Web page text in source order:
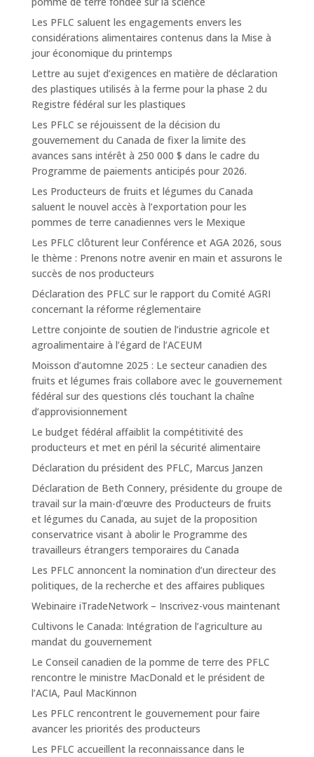
Les PFLC saluent les engagements envers les
considérations alimentaires contenus dans la Mise à
jour économique du printemps
Lettre au sujet d’exigences en matière de déclaration
des plastiques utilisés à la ferme pour la phase 2 du
Registre fédéral sur les plastiques
Les PFLC se réjouissent de la décision du
gouvernement du Canada de fixer la limite des
avances sans intérêt à 250 000 $ dans le cadre du
Programme de paiements anticipés pour 2026.
Les Producteurs de fruits et légumes du Canada
saluent le nouvel accès à l’exportation pour les
pommes de terre canadiennes vers le Mexique
Les PFLC clôturent leur Conférence et AGA 2026, sous
le thème : Prenons notre avenir en main et assurons le
succès de nos producteurs
Déclaration des PFLC sur le rapport du Comité AGRI
concernant la réforme réglementaire
Lettre conjointe de soutien de l’industrie agricole et
agroalimentaire à l’égard de l’ACEUM
Moisson d’automne 2025 : Le secteur canadien des
fruits et légumes frais collabore avec le gouvernement
fédéral sur des questions clés touchant la chaîne
d’approvisionnement
Le budget fédéral affaiblit la compétitivité des
producteurs et met en péril la sécurité alimentaire
Déclaration du président des PFLC, Marcus Janzen
Déclaration de Beth Connery, présidente du groupe de
travail sur la main-d’œuvre des Producteurs de fruits
et légumes du Canada, au sujet de la proposition
conservatrice visant à abolir le Programme des
travailleurs étrangers temporaires du Canada
Les PFLC annoncent la nomination d’un directeur des
politiques, de la recherche et des affaires publiques
Webinaire iTradeNetwork – Inscrivez-vous maintenant
Cultivons le Canada: Intégration de l’agriculture au
mandat du gouvernement
Le Conseil canadien de la pomme de terre des PFLC
rencontre le ministre MacDonald et le président de
l’ACIA, Paul MacKinnon
Les PFLC rencontrent le gouvernement pour faire
avancer les priorités des producteurs
Les PFLC accueillent la reconnaissance dans le